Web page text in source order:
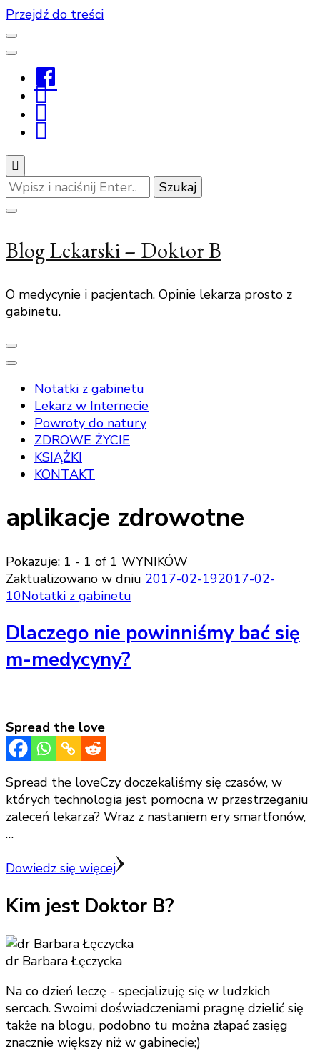
Przejdź do treści
Youtube
Szukasz
czegoś?
Blog Lekarski – Doktor B
O medycynie i pacjentach. Opinie lekarza prosto z
gabinetu.
Notatki z gabinetu
Lekarz w Internecie
Powroty do natury
ZDROWE ŻYCIE
KSIĄŻKI
KONTAKT
aplikacje zdrowotne
Pokazuje: 1 - 1 of 1 WYNIKÓW
Zaktualizowano w dniu 2017-02-192017-02-
10Notatki z gabinetu
Dlaczego nie powinniśmy bać się
m-medycyny?
Spread the love
Spread the loveCzy doczekaliśmy się czasów, w
których technologia jest pomocna w przestrzeganiu
zaleceń lekarza? Wraz z nastaniem ery smartfonów,
…
Dowiedz się więcej
Kim jest Doktor B?
dr Barbara Łęczycka
Na co dzień leczę - specjalizuję się w ludzkich
sercach. Swoimi doświadczeniami pragnę dzielić się
także na blogu, podobno tu można złapać zasięg
znacznie większy niż w gabinecie;)